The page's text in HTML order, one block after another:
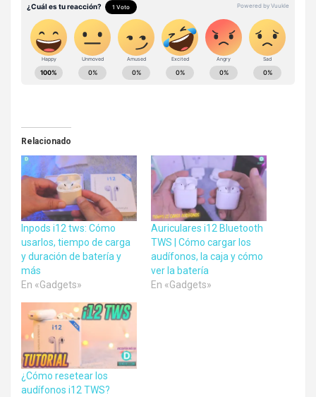
Relacionado
Inpods i12 tws: Cómo
usarlos, tiempo de carga
y duración de batería y
más
En «Gadgets»
Auriculares i12 Bluetooth
TWS | Cómo cargar los
audífonos, la caja y cómo
ver la batería
En «Gadgets»
¿Cómo resetear los
audífonos i12 TWS?